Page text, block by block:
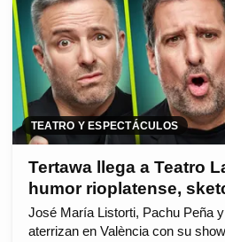
TEATRO Y ESPECTÁCULOS
Tertawa llega a Teatro
humor rioplatense,
José María Listorti, Pachu Peña
aterrizan en València con su